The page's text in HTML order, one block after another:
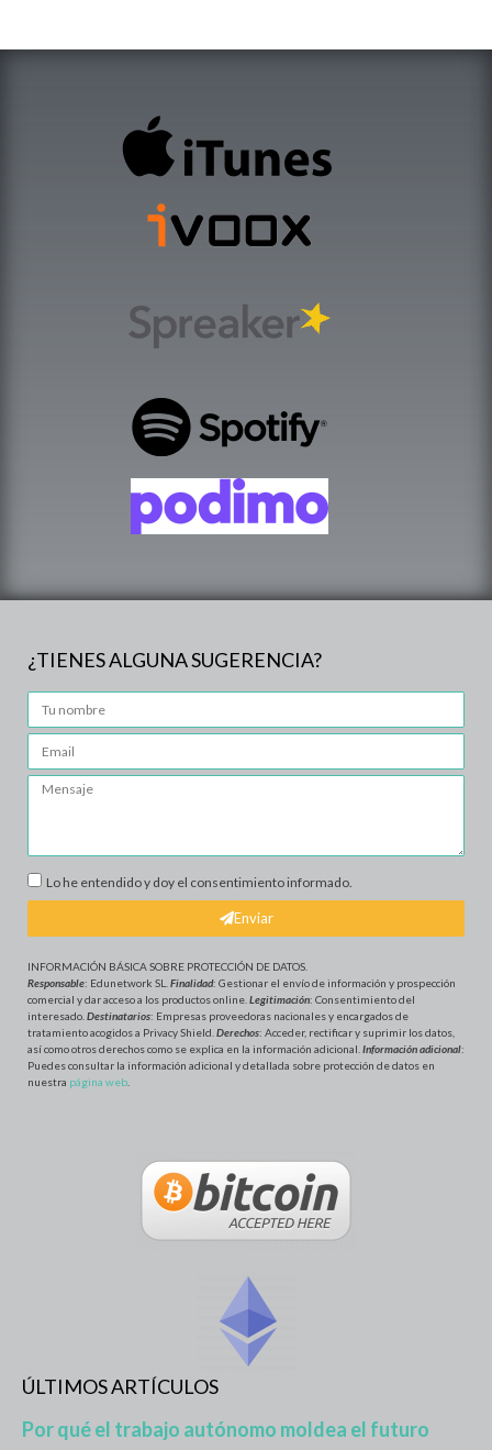
¿TIENES ALGUNA SUGERENCIA?
Lo he entendido y doy el consentimiento informado.
Enviar
INFORMACIÓN BÁSICA SOBRE PROTECCIÓN DE DATOS.
Responsable: Edunetwork SL.Finalidad: Gestionar el envío de información y prospección
comercial y dar acceso a los productos online.Legitimación: Consentimiento del
interesado.Destinatarios: Empresas proveedoras nacionales y encargados de
tratamiento acogidos a Privacy Shield.Derechos: Acceder, rectificar y suprimir los datos,
así como otros derechos como se explica en la información adicional.Información adicional:
Puedes consultar la información adicional y detallada sobre protección de datos en
nuestra página web.
ÚLTIMOS ARTÍCULOS
Por qué el trabajo autónomo moldea el futuro